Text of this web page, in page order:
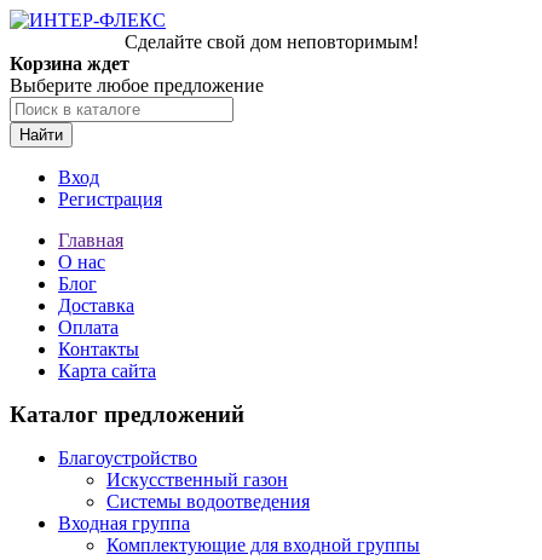
Сделайте свой дом неповторимым!
Корзина ждет
Выберите любое предложение
Найти
Вход
Регистрация
Главная
О нас
Блог
Доставка
Оплата
Контакты
Карта сайта
Каталог предложений
Благоустройство
Искусственный газон
Системы водоотведения
Входная группа
Комплектующие для входной группы